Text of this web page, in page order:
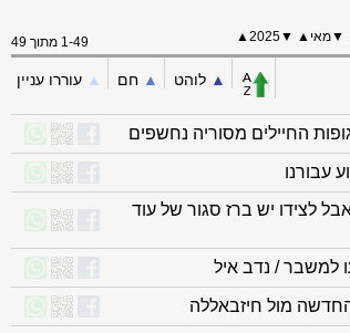
▼מאי ▲
▼
2025
▲ 1-49 מתוך 49
▲︎ לוהט ▲︎ חם ▲︎ עוררו עניין
החיילים מסוריה נחשפים
עבורנו
לצידו יש ברז סגור של עוד
למשבר / נדב איל
מול חיזבאללה